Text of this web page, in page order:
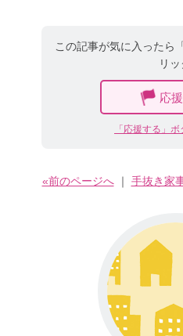
この記事が気に入ったら
リッ
応
「応援する」
«前のページへ｜ 手抜き家